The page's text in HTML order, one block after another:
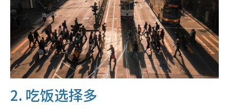
2. 吃饭选择多